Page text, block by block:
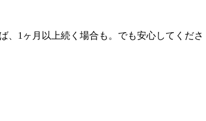
、1ヶ月以上続く場合も。でも安心してくださ